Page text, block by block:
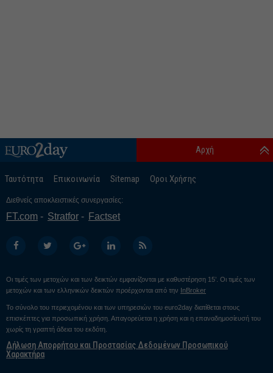
Ταυτότητα Επικοινωνία Sitemap Οροι Χρήσης
Αρχή
Διεθνείς αποκλειστικές συνεργασίες:
FT.com Stratfor Factset
Οι τιμές των μετοχών και των δεικτών εμφανίζονται με καθυστέρηση 15’. Οι τιμές των
μετοχών και των ελληνικών δεικτών προέρχονται από την InBroker
Το σύνολο του περιεχομένου και των υπηρεσιών του euro2day διατίθεται στους
επισκέπτες για προσωπική χρήση. Απαγορεύεται η χρήση και η επαναδημοσίευσή του
χωρίς τη γραπτή άδεια του εκδότη.
Δήλωση Απορρήτου και Προστασίας Δεδομένων Προσωπικού
Χαρακτήρα